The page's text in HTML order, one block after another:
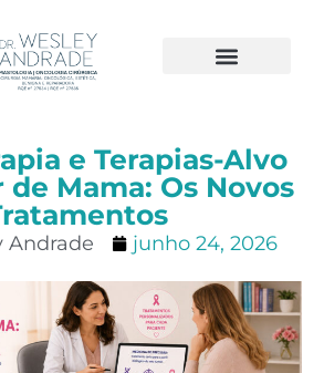
e Terapias-Alvo
de Mama: Os Novos
Andrade junho 24, 2026